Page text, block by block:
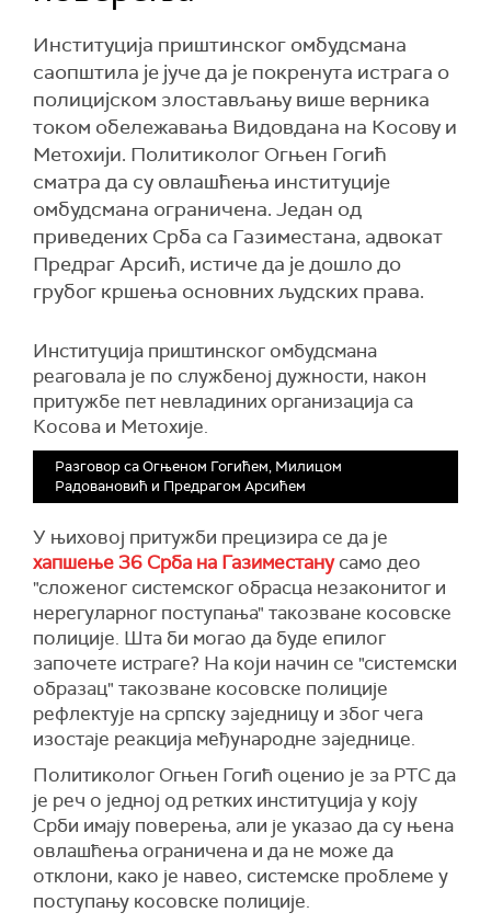
Институција приштинског омбудсмана
саопштила је јуче да је покренута истрага о
полицијском злостављању више верника
током обележавања Видовдана на Косову и
Метохији. Политиколог Огњен Гогић
сматра да су овлашћења институције
омбудсмана ограничена. Један од
приведених Срба са Газиместана, адвокат
Предраг Арсић, истиче да је дошло до
грубог кршења основних људских права.
Институција приштинског омбудсмана
реаговала је по службеној дужности, након
притужбе пет невладиних организација са
Косова и Метохије.
Разговор са Огњеном Гогићем, Милицом
Радовановић и Предрагом Арсићем
У њиховој притужби прецизира се да је
хапшење 36 Срба на Газиместанусамо део
"сложеног системског обрасца незаконитог и
нерегуларног поступања" такозване косовске
полиције. Шта би могао да буде епилог
започете истраге? На који начин се "системски
образац" такозване косовске полиције
рефлектује на српску заједницу и због чега
изостаје реакција међународне заједнице.
Политиколог Огњен Гогић оценио је за РТС да
је реч о једној од ретких институција у коју
Срби имају поверења, али је указао да су њена
овлашћења ограничена и да не може да
отклони, како је навео, системске проблеме у
поступању косовске полиције.